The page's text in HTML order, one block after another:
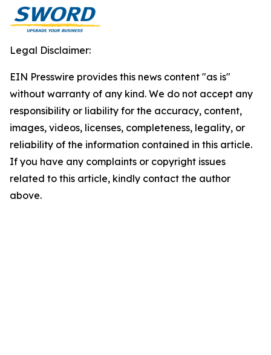
Legal Disclaimer:
EIN Presswire provides this news content "as is"
without warranty of any kind. We do not accept any
responsibility or liability for the accuracy, content,
images, videos, licenses, completeness, legality, or
reliability of the information contained in this article.
If you have any complaints or copyright issues
related to this article, kindly contact the author
above.